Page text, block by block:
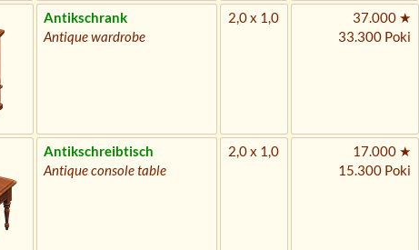
Antikschrank
Antique wardrobe
2,0 x 1,0
37.000 ★
33.300 Poki
Antikschreibtisch
Antique console table
2,0 x 1,0
17.000 ★
15.300 Poki